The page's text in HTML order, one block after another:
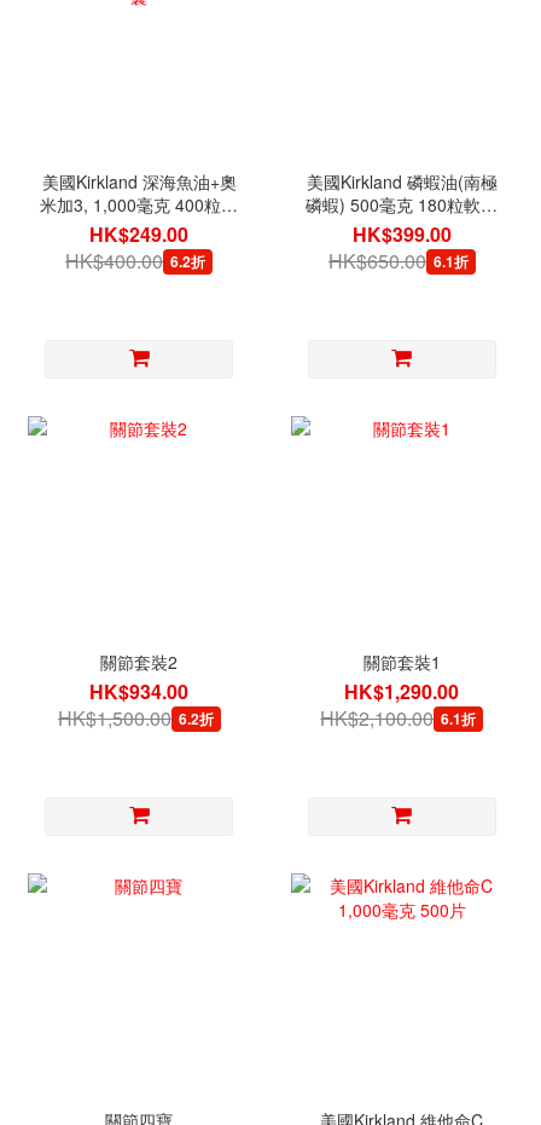
美國Kirkland 深海魚油+奧
米加3, 1,000毫克 400粒軟
膠囊
HK$249.00
HK$400.00 6.2折
美國Kirkland 磷蝦油(南極
磷蝦) 500毫克 180粒軟膠
囊
HK$399.00
HK$650.00 6.1折
關節套裝2
HK$934.00
HK$1,500.00 6.2折
關節套裝1
HK$1,290.00
HK$2,100.00 6.1折
關節四寶
美國Kirkland 維他命C